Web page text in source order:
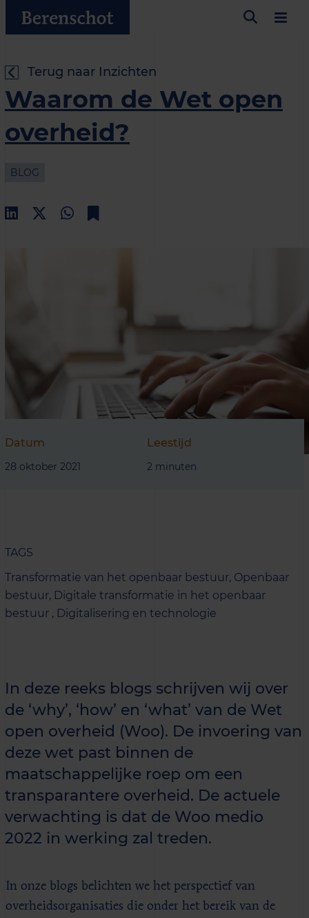
Terug naar Inzichten
Waarom de Wet open
overheid?
BLOG
Datum
28 oktober 2021
Leestijd
2 minuten
TAGS
Transformatie van het openbaar bestuur, Openbaar
bestuur, Digitale transformatie in het openbaar
bestuur , Digitalisering en technologie
In deze reeks blogs schrijven wij over
de ‘why’, ‘how’ en ‘what’ van de Wet
open overheid (Woo). De invoering van
deze wet past binnen de
maatschappelijke roep om een
transparantere overheid. De actuele
verwachting is dat de Woo medio
2022 in werking zal treden.
In onze blogs belichten we het perspectief van
overheidsorganisaties die onder het bereik van de